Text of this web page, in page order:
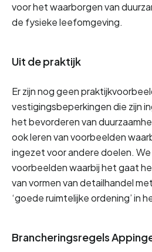
voor het waarborgen van
de fysieke leefomgeving.
Uit de praktijk
Er zijn nog geen
vestigingsbeperkingen die zijn
het bevorderen van
ook leren van voorbeelden
ingezet voor andere doelen.
voorbeelden waarbij het gaat
van vormen van detailhandel
‘goede ruimtelijke ordening’ in
Brancheringsregels